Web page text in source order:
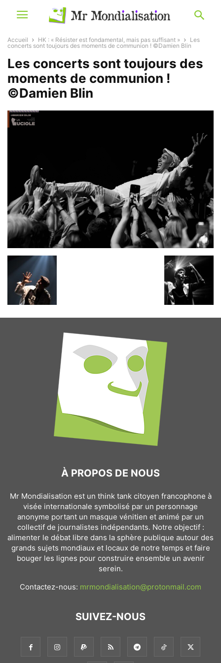
Accueil HK : « Résister est fondamental, mais pas suffisant »
Les
concerts sont toujours des moments de communion ! ©Damien Blin
Les concerts sont toujours des
moments de communion !
©Damien Blin
À PROPOS DE NOUS
Mr Mondialisation est un think tank citoyen francophone à
visée internationale symbolisé par un personnage
anonyme portant un masque vénitien et animé par un
collectif de journalistes indépendants. Notre objectif :
alimenter le débat libre dans la sphère publique autour des
grands sujets mondiaux et locaux de notre temps et faire
bouger les lignes pour construire ensemble un avenir
serein.
Contactez-nous: mrmondialisation@protonmail.com
SUIVEZ-NOUS